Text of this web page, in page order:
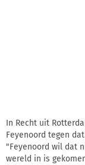
In Recht uit
Feyenoord tegen
"Feyenoord wil dat
wereld in is